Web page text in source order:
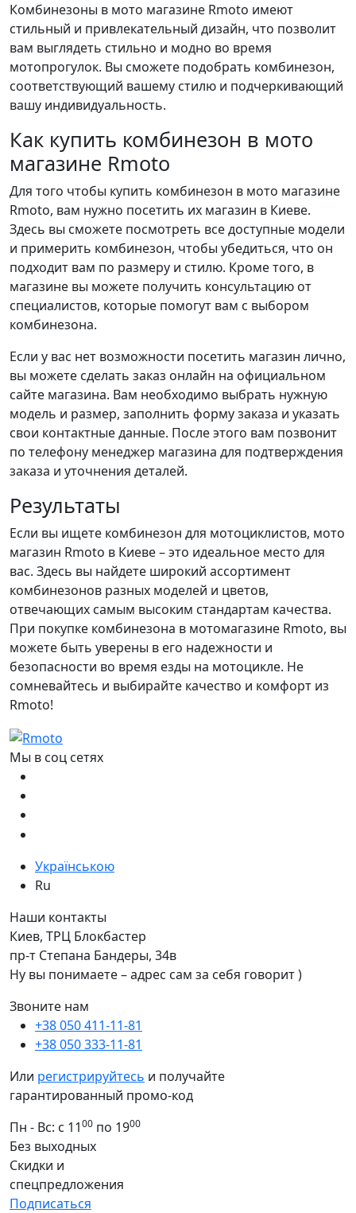
Комбинезоны в мото магазине Rmoto имеют
стильный и привлекательный дизайн, что позволит
вам выглядеть стильно и модно во время
мотопрогулок. Вы сможете подобрать комбинезон,
соответствующий вашему стилю и подчеркивающий
вашу индивидуальность.
Как купить комбинезон в мото
магазине Rmoto
Для того чтобы купить комбинезон в мото магазине
Rmoto, вам нужно посетить их магазин в Киеве.
Здесь вы сможете посмотреть все доступные модели
и примерить комбинезон, чтобы убедиться, что он
подходит вам по размеру и стилю. Кроме того, в
магазине вы можете получить консультацию от
специалистов, которые помогут вам с выбором
комбинезона.
Если у вас нет возможности посетить магазин лично,
вы можете сделать заказ онлайн на официальном
сайте магазина. Вам необходимо выбрать нужную
модель и размер, заполнить форму заказа и указать
свои контактные данные. После этого вам позвонит
по телефону менеджер магазина для подтверждения
заказа и уточнения деталей.
Результаты
Если вы ищете комбинезон для мотоциклистов, мото
магазин Rmoto в Киеве – это идеальное место для
вас. Здесь вы найдете широкий ассортимент
комбинезонов разных моделей и цветов,
отвечающих самым высоким стандартам качества.
При покупке комбинезона в мотомагазине Rmoto, вы
можете быть уверены в его надежности и
безопасности во время езды на мотоцикле. Не
сомневайтесь и выбирайте качество и комфорт из
Rmoto!
Мы в соц сетях
Українською
Ru
Наши контакты
Киев, ТРЦ Блокбастер
пр-т Степана Бандеры, 34в
Ну вы понимаете – адрес сам за себя говорит )
Звоните нам
+38 050 411-11-81
+38 050 333-11-81
Или регистрируйтесь и получайте
гарантированный промо-код
Пн - Вс: с 1100 по 1900
Без выходных
Скидки и
спецпредложения
Подписаться